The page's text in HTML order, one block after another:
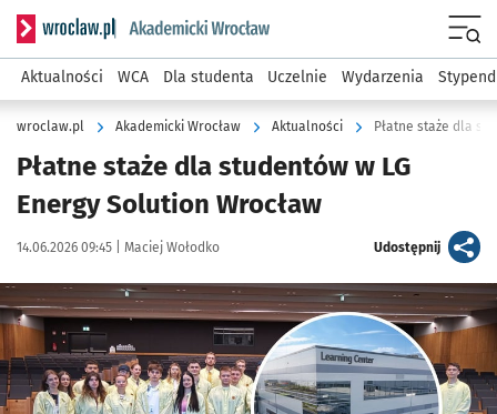
Serwis informacyjny wroclaw.pl podserwis: Akademicki
Aktualności WCA Dla studenta Uczelnie Wydarzenia
wroclaw.pl Akademicki Wrocław Aktualności Płatne staże dla
Płatne staże dla studentów w LG
Energy Solution Wrocław
Data publikacji:
14.06.2026 09:45 | Autor:
Maciej Wołodko Udostępnijartykuł
Kliknij, aby powiększyć